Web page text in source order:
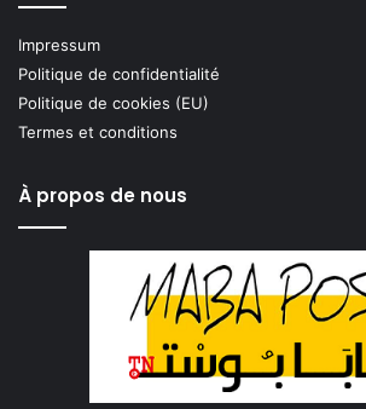
Impressum
Politique de confidentialité
Politique de cookies (EU)
Termes et conditions
À propos de nous